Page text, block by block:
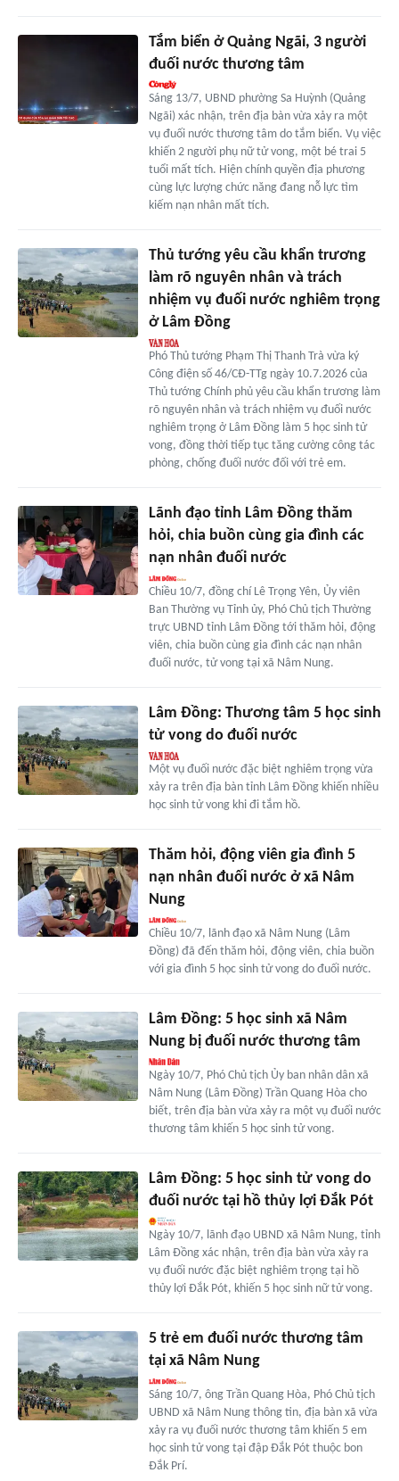
Tắm biển ở Quảng Ngãi, 3 người
đuối nước thương tâm
Sáng 13/7, UBND phường Sa Huỳnh (Quảng
Ngãi) xác nhận, trên địa bàn vừa xảy ra một
vụ đuối nước thương tâm do tắm biển. Vụ việc
khiến 2 người phụ nữ tử vong, một bé trai 5
tuổi mất tích. Hiện chính quyền địa phương
cùng lực lượng chức năng đang nỗ lực tìm
kiếm nạn nhân mất tích.
Thủ tướng yêu cầu khẩn trương
làm rõ nguyên nhân và trách
nhiệm vụ đuối nước nghiêm trọng
ở Lâm Đồng
Phó Thủ tướng Phạm Thị Thanh Trà vừa ký
Công điện số 46/CĐ-TTg ngày 10.7.2026 của
Thủ tướng Chính phủ yêu cầu khẩn trương làm
rõ nguyên nhân và trách nhiệm vụ đuối nước
nghiêm trọng ở Lâm Đồng làm 5 học sinh tử
vong, đồng thời tiếp tục tăng cường công tác
phòng, chống đuối nước đối với trẻ em.
Lãnh đạo tỉnh Lâm Đồng thăm
hỏi, chia buồn cùng gia đình các
nạn nhân đuối nước
Chiều 10/7, đồng chí Lê Trọng Yên, Ủy viên
Ban Thường vụ Tỉnh ủy, Phó Chủ tịch Thường
trực UBND tỉnh Lâm Đồng tới thăm hỏi, động
viên, chia buồn cùng gia đình các nạn nhân
đuối nước, tử vong tại xã Nâm Nung.
Lâm Đồng: Thương tâm 5 học sinh
tử vong do đuối nước
Một vụ đuối nước đặc biệt nghiêm trọng vừa
xảy ra trên địa bàn tỉnh Lâm Đồng khiến nhiều
học sinh tử vong khi đi tắm hồ.
Thăm hỏi, động viên gia đình 5
nạn nhân đuối nước ở xã Nâm
Nung
Chiều 10/7, lãnh đạo xã Nâm Nung (Lâm
Đồng) đã đến thăm hỏi, động viên, chia buồn
với gia đình 5 học sinh tử vong do đuối nước.
Lâm Đồng: 5 học sinh xã Nâm
Nung bị đuối nước thương tâm
Ngày 10/7, Phó Chủ tịch Ủy ban nhân dân xã
Nâm Nung (Lâm Đồng) Trần Quang Hòa cho
biết, trên địa bàn vừa xảy ra một vụ đuối nước
thương tâm khiến 5 học sinh tử vong.
Lâm Đồng: 5 học sinh tử vong do
đuối nước tại hồ thủy lợi Đắk Pót
Ngày 10/7, lãnh đạo UBND xã Nâm Nung, tỉnh
Lâm Đồng xác nhận, trên địa bàn vừa xảy ra
vụ đuối nước đặc biệt nghiêm trọng tại hồ
thủy lợi Đắk Pót, khiến 5 học sinh nữ tử vong.
5 trẻ em đuối nước thương tâm
tại xã Nâm Nung
Sáng 10/7, ông Trần Quang Hòa, Phó Chủ tịch
UBND xã Nâm Nung thông tin, địa bàn xã vừa
xảy ra vụ đuối nước thương tâm khiến 5 em
học sinh tử vong tại đập Đắk Pót thuộc bon
Đắk Prí.